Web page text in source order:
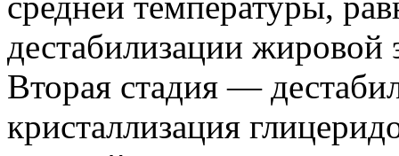
дестабилизации жировой
Вторая стадия —
кристаллизация